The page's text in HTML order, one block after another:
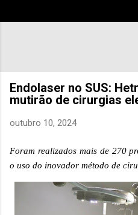
Endolaser no SUS:
mutirão de cirurgias
outubro 10, 2024
Foram realizados mais de 270
o uso do inovador método de